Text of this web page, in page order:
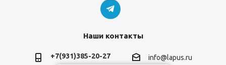
Наши контакты
+7(931)385-20-27 info@lapus.ru